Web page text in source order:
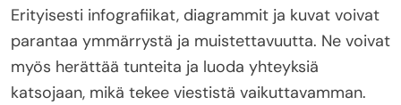
Erityisesti infografiikat, diagrammit ja kuvat voivat
parantaa ymmärrystä ja muistettavuutta. Ne voivat
myös herättää tunteita ja luoda yhteyksiä
katsojaan, mikä tekee viestistä vaikuttavamman.